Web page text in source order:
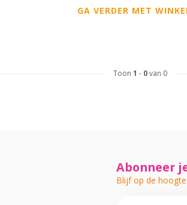
GA VERDER MET
Toon 1 - 0van 0
Abonneer
Blijf op de